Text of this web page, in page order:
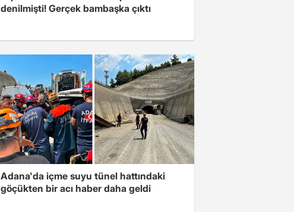
denilmişti! Gerçek bambaşka çıktı
Adana'da içme suyu tünel hattındaki
göçükten bir acı haber daha geldi